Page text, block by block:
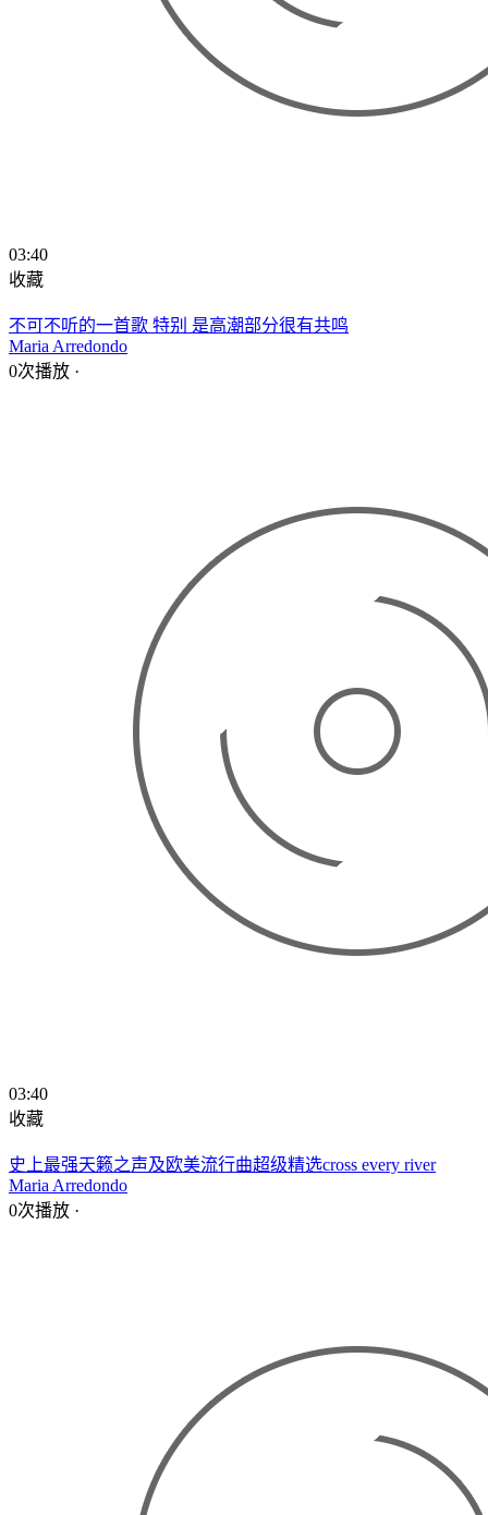
03:40
收藏
不可不听的一首歌 特别 是高潮部分很有共鸣
Maria Arredondo
0次播放 ·
03:40
收藏
史上最强天籁之声及欧美流行曲超级精选cross every river
Maria Arredondo
0次播放 ·